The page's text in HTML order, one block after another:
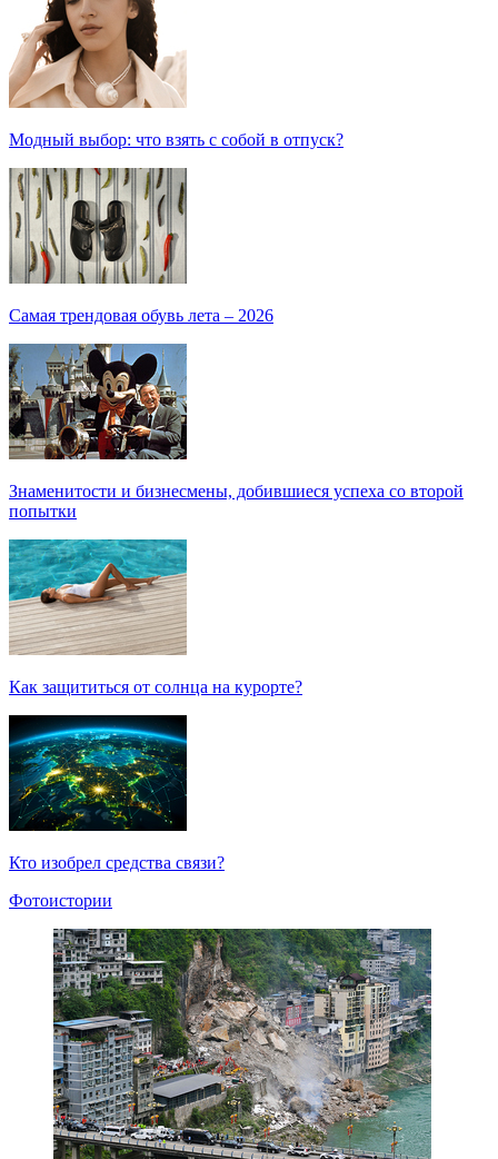
Модный выбор: что взять с собой в отпуск?
Самая трендовая обувь лета – 2026
Знаменитости и бизнесмены, добившиеся успеха со второй
попытки
Как защититься от солнца на курорте?
Кто изобрел средства связи?
Фотоистории